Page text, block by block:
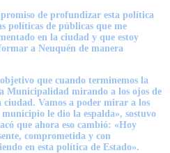
de profundizar esta política
políticas de públicas que me
en la ciudad y que estoy
a Neuquén de manera
que cuando terminemos la
Municipalidad mirando a los ojos de
ciudad. Vamos a poder mirar a los
le dio la espalda», sostuvo
que ahora eso cambió: «Hoy
comprometida y con
en esta política de Estado».